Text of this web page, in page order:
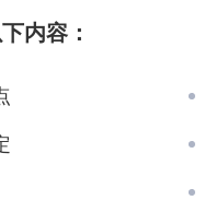
内容：